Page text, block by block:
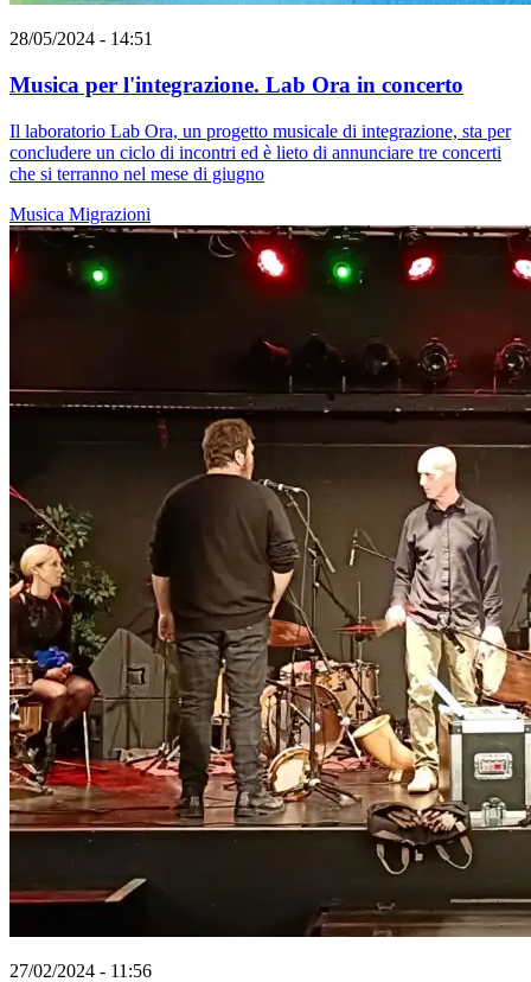
28/05/2024 - 14:51
Musica per l'integrazione. Lab Ora in concerto
Il laboratorio Lab Ora, un progetto musicale di integrazione, sta per
concludere un ciclo di incontri ed è lieto di annunciare tre concerti
che si terranno nel mese di giugno
Musica Migrazioni
27/02/2024 - 11:56